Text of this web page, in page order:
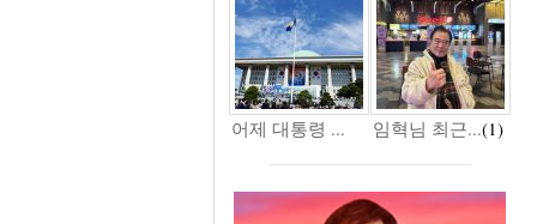
어제 대통령 ... 임혁님 최근...(1)